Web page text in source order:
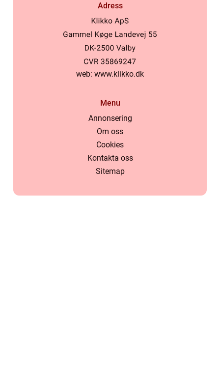
Adress
web: www.klikko.dk
Menu
Annonsering
Om oss
Cookies
Kontakta oss
Sitemap